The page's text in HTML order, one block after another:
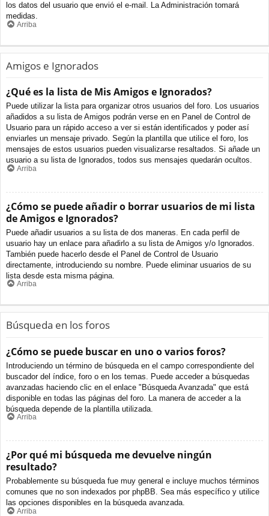
los datos del usuario que envió el e-mail. La Administración tomará
medidas.
Arriba
Amigos e Ignorados
¿Qué es la lista de Mis Amigos e Ignorados?
Puede utilizar la lista para organizar otros usuarios del foro. Los usuarios
añadidos a su lista de Amigos podrán verse en en Panel de Control de
Usuario para un rápido acceso a ver si están identificados y poder así
enviarles un mensaje privado. Según la plantilla que utilice el foro, los
mensajes de estos usuarios pueden visualizarse resaltados. Si añade un
usuario a su lista de Ignorados, todos sus mensajes quedarán ocultos.
Arriba
¿Cómo se puede añadir o borrar usuarios de mi lista
de Amigos e Ignorados?
Puede añadir usuarios a su lista de dos maneras. En cada perfil de
usuario hay un enlace para añadirlo a su lista de Amigos y/o Ignorados.
También puede hacerlo desde el Panel de Control de Usuario
directamente, introduciendo su nombre. Puede eliminar usuarios de su
lista desde esta misma página.
Arriba
Búsqueda en los foros
¿Cómo se puede buscar en uno o varios foros?
Introduciendo un término de búsqueda en el campo correspondiente del
buscador del índice, foro o en los temas. Puede acceder a búsquedas
avanzadas haciendo clic en el enlace "Búsqueda Avanzada" que está
disponible en todas las páginas del foro. La manera de acceder a la
búsqueda depende de la plantilla utilizada.
Arriba
¿Por qué mi búsqueda me devuelve ningún
resultado?
Probablemente su búsqueda fue muy general e incluye muchos términos
comunes que no son indexados por phpBB. Sea más específico y utilice
las opciones disponibles en la búsqueda avanzada.
Arriba